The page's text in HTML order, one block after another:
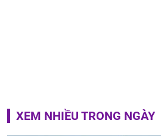
XEM NHIỀU TRONG NGÀY